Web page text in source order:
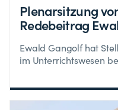
Plenarsitzung
Redebeitrag
Ewald Gangolf hat
im Unterrichtswesen